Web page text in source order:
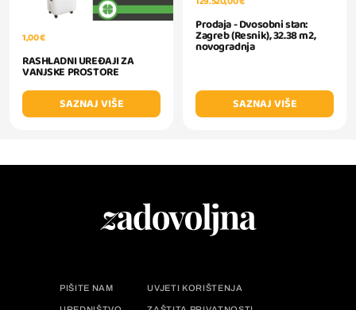
1,00 €
RASHLADNI UREĐAJI ZA
VANJSKE PROSTORE
SAZNAJ VIŠE
Prodaja - Dvosobni stan:
Zagreb (Resnik), 32.38 m2,
novogradnja
SAZNAJ VIŠE
PIŠITE NAM UVJETI KORIŠTENJA